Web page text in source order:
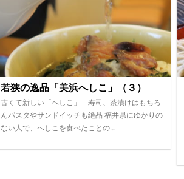
若狭の逸品「美浜へしこ」（３）
古くて新しい「へしこ」 寿司、茶漬けはもちろ
んパスタやサンドイッチも絶品 福井県にゆかりの
ない人で、へしこを食べたことの…